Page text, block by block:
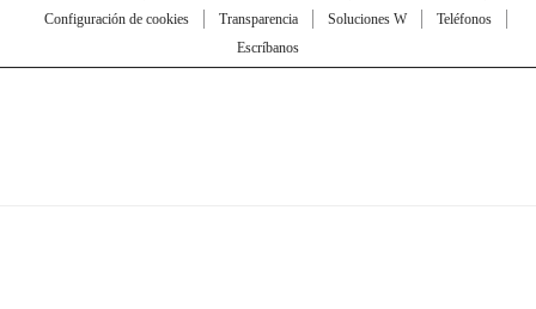
Configuración de cookies
Transparencia Soluciones W
Teléfonos
Escríbanos